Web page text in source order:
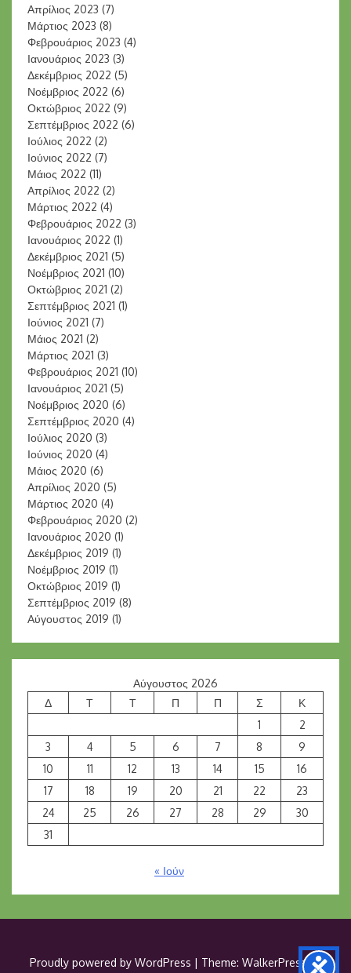
Απρίλιος 2023 (7)
Μάρτιος 2023 (8)
Φεβρουάριος 2023 (4)
Ιανουάριος 2023 (3)
Δεκέμβριος 2022 (5)
Νοέμβριος 2022 (6)
Οκτώβριος 2022 (9)
Σεπτέμβριος 2022 (6)
Ιούλιος 2022 (2)
Ιούνιος 2022 (7)
Μάιος 2022 (11)
Απρίλιος 2022 (2)
Μάρτιος 2022 (4)
Φεβρουάριος 2022 (3)
Ιανουάριος 2022 (1)
Δεκέμβριος 2021 (5)
Νοέμβριος 2021 (10)
Οκτώβριος 2021 (2)
Σεπτέμβριος 2021 (1)
Ιούνιος 2021 (7)
Μάιος 2021 (2)
Μάρτιος 2021 (3)
Φεβρουάριος 2021 (10)
Ιανουάριος 2021 (5)
Νοέμβριος 2020 (6)
Σεπτέμβριος 2020 (4)
Ιούλιος 2020 (3)
Ιούνιος 2020 (4)
Μάιος 2020 (6)
Απρίλιος 2020 (5)
Μάρτιος 2020 (4)
Φεβρουάριος 2020 (2)
Ιανουάριος 2020 (1)
Δεκέμβριος 2019 (1)
Νοέμβριος 2019 (1)
Οκτώβριος 2019 (1)
Σεπτέμβριος 2019 (8)
Αύγουστος 2019 (1)
Αύγουστος 2026
Δ
Τ Τ Π Π Σ
Κ
1
2
3
4 5 6 7 8
9
10
11 12 13 14 15
16
17
18 19 20 21 22
23
24
25 26 27 28 29
30
31
« Ιούν
Proudly powered by WordPress | Theme: WalkerPress by